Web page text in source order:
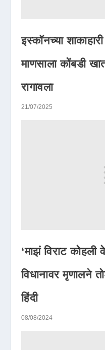
इस्कॉनच्या
माणसाला कोंबडी
रागावला
21/07/2025
‘माझं विराट
विधानावर मृणालने
हिंदी
08/08/2024